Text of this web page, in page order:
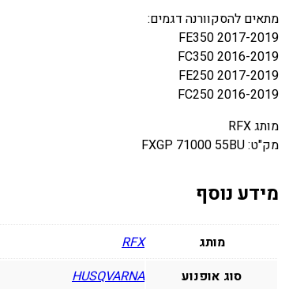
מתאים להסקוורנה דגמים:
FE350 2017-2019
FC350 2016-2019
FE250 2017-2019
FC250 2016-2019
מותג RFX
מק"ט: FXGP 71000 55BU
מידע נוסף
מותג
RFX
סוג אופנוע
HUSQVARNA